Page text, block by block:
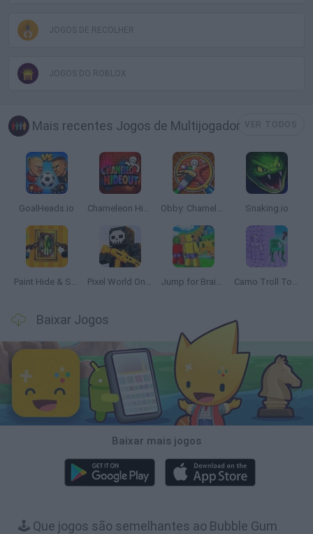
JOGOS DE RECOLHER
JOGOS DO ROBLOX
Mais recentes Jogos de Multijogador
GoalHeads.io Chameleon Hideout Obby: Chameleon: Paint & Hide Snaking.io
Paint Hide & Seek Pixel World Online Jump for Brainrots Camo Troll Tower
Baixar Jogos
Baixar mais jogos
🕹️ Que jogos são semelhantes ao Bubble Gum